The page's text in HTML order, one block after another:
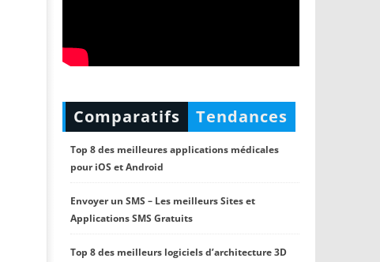
Comparatifs Tendances
Top 8 des meilleures applications médicales
pour iOS et Android
Envoyer un SMS – Les meilleurs Sites et
Applications SMS Gratuits
Top 8 des meilleurs logiciels d’architecture 3D